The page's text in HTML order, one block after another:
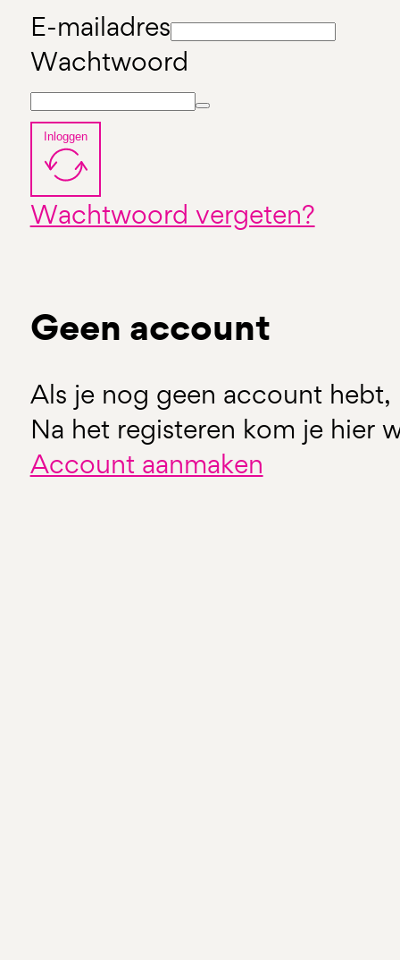
E-mailadres
Wachtwoord
Inloggen
Wachtwoord vergeten?
Geen account
Als je nog geen account hebt,
Na het registeren kom je hier
Account aanmaken